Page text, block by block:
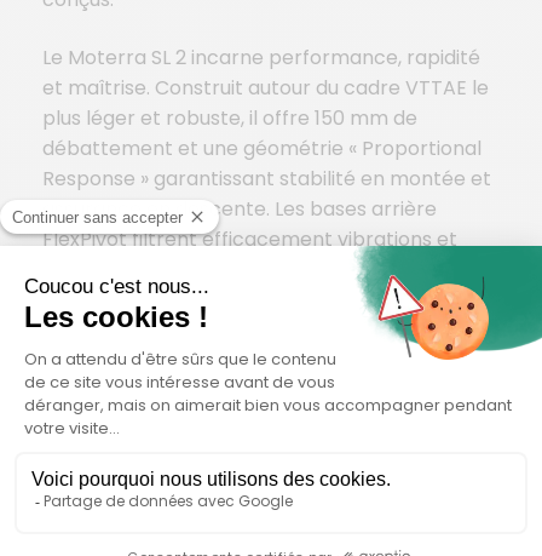
Le Moterra SL 2 incarne performance, rapidité
et maîtrise. Construit autour du cadre VTTAE le
plus léger et robuste, il offre 150 mm de
débattement et une géométrie « Proportional
Response » garantissant stabilité en montée et
assurance en descente. Les bases arrière
FlexPivot filtrent efficacement vibrations et
impacts tout en conservant le dynamisme. Son
moteur Shimano EP801, optimisé sur mesure,
délivre jusqu’à 85 Nm de couple de manière
instantanée, tandis que la transmission Shimano
XT assure des changements de vitesse précis
et fluides. La suspension Float X Performance
comme en virage, et sécurise les réceptions. Le
montage de roues en configuration mulet (29″ à